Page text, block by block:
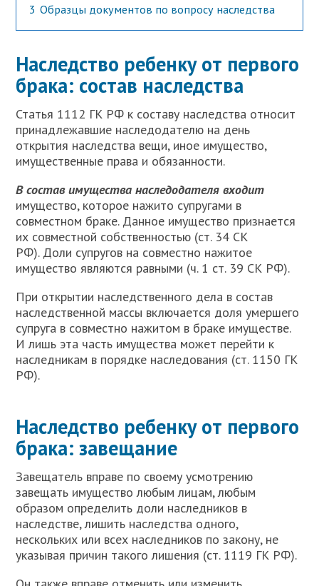
3 Образцы документов по вопросу наследства
Наследство ребенку от первого
брака: состав наследства
Статья 1112 ГК РФ к составу наследства относит
принадлежавшие наследодателю на день
открытия наследства вещи, иное имущество,
имущественные права и обязанности.
В состав имущества наследодателя входит
имущество, которое нажито супругами в
совместном браке. Данное имущество признается
их совместной собственностью (ст. 34 СК
РФ). Доли супругов на совместно нажитое
имущество являются равными (ч. 1 ст. 39 СК РФ).
При открытии наследственного дела в состав
наследственной массы включается доля умершего
супруга в совместно нажитом в браке имуществе.
И лишь эта часть имущества может перейти к
наследникам в порядке наследования (ст. 1150 ГК
РФ).
Наследство ребенку от первого
брака: завещание
Завещатель вправе по своему усмотрению
завещать имущество любым лицам, любым
образом определить доли наследников в
наследстве, лишить наследства одного,
нескольких или всех наследников по закону, не
указывая причин такого лишения (ст. 1119 ГК РФ).